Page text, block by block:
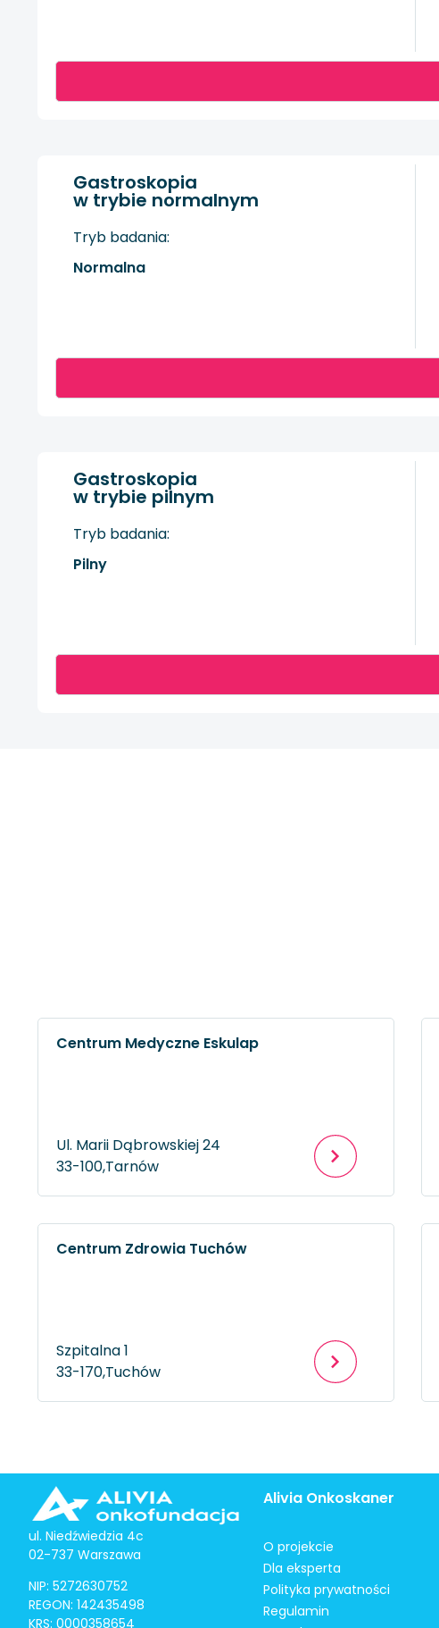
Gastroskopia
w trybie normalnym
Tryb badania:
Normalna
Gastroskopia
w trybie pilnym
Tryb badania:
Pilny
Centrum Medyczne Eskulap
Ul. Marii Dąbrowskiej 24
33-100,Tarnów
Centrum Zdrowia Tuchów
Szpitalna 1
33-170,Tuchów
ul. Niedźwiedzia 4c
02-737 Warszawa
NIP: 5272630752
REGON: 142435498
KRS: 0000358654
Alivia Onkoskaner
O projekcie
Dla eksperta
Polityka prywatności
Regulamin